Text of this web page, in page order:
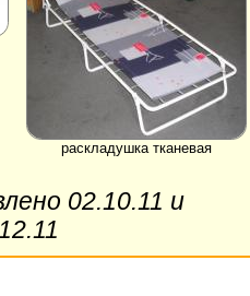
раскладушка тканевая
02.10.11 и